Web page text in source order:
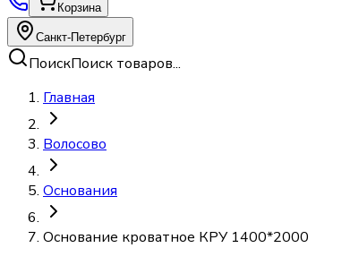
Корзина
Санкт-Петербург
ПоискПоиск товаров...
Главная
Волосово
Основания
Основание кроватное КРУ 1400*2000